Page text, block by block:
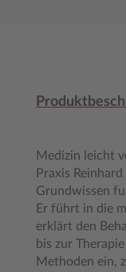
Medizin leicht
Praxis
Grundwissen
Er führt in die
erklärt den
bis zur
Methoden ein,